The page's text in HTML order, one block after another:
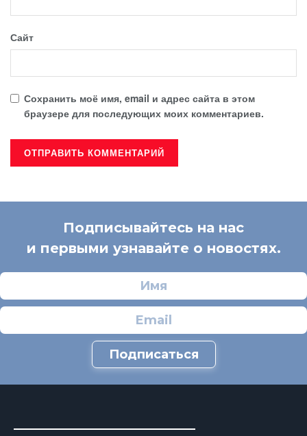
Сайт
Сохранить моё имя, email и адрес сайта в этом
браузере для последующих моих комментариев.
Подписывайтесь на нас
и первыми узнавайте о новостях.
Подписаться